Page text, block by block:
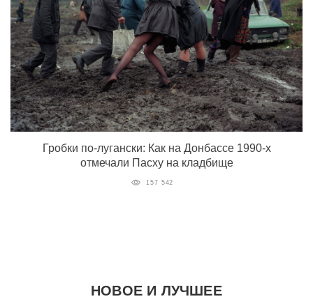
Гробки по-лугански: Как на Донбассе 1990-х
отмечали Пасху на кладбище
157 542
НОВОЕ И ЛУЧШЕЕ